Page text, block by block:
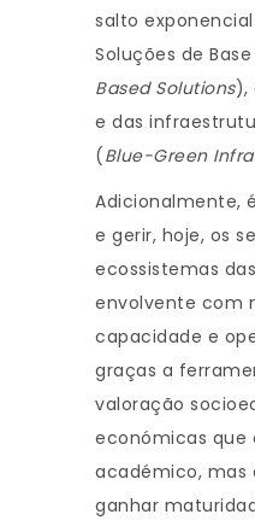
salto
Soluções de
Based Solutions),
e das
(Blue-Green
Adicionalmente,
e gerir, hoje, os
ecossistemas
envolvente com
capacidade e
graças a
valoração
económicas que
académico, mas
ganhar